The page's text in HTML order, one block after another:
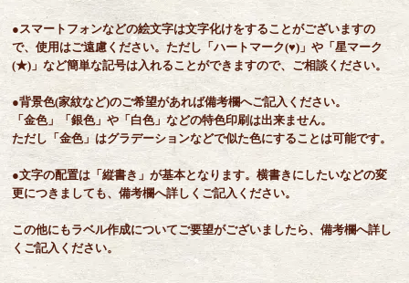
●スマートフォンなどの絵文字は文字化けをすることがございますの
で、使用はご遠慮ください。ただし「ハートマーク(♥)」や「星マーク
(★)」など簡単な記号は入れることができますので、ご相談ください。
●背景色(家紋など)のご希望があれば備考欄へご記入ください。
「金色」「銀色」や「白色」などの特色印刷は出来ません。
ただし「金色」はグラデーションなどで似た色にすることは可能です。
●文字の配置は「縦書き」が基本となります。横書きにしたいなどの変
更につきましても、備考欄へ詳しくご記入ください。
この他にもラベル作成についてご要望がございましたら、備考欄へ詳し
くご記入ください。